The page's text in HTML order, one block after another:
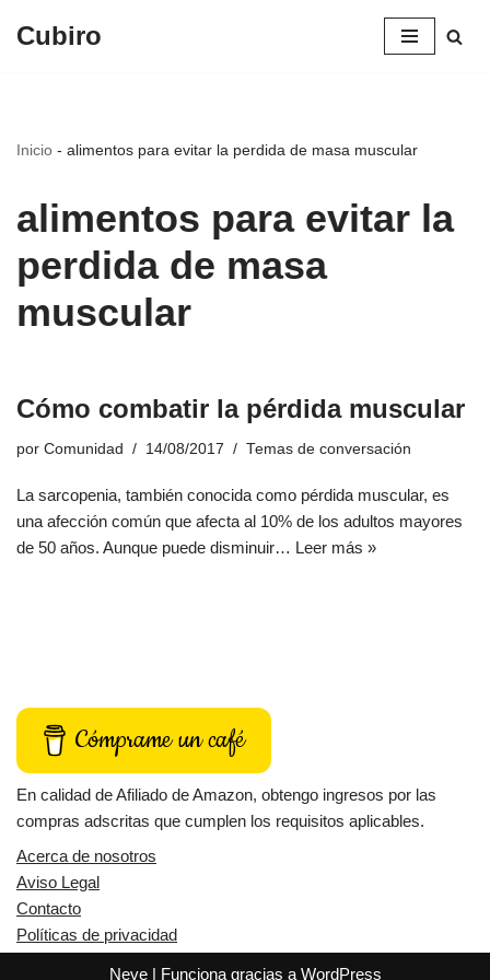
Cubiro
Inicio - alimentos para evitar la perdida de masa muscular
alimentos para evitar la
perdida de masa
muscular
Cómo combatir la pérdida muscular
por Comunidad 14/08/2017 Temas de conversación
La sarcopenia, también conocida como pérdida muscular, es
una afección común que afecta al 10% de los adultos mayores
de 50 años. Aunque puede disminuir… Leer más »
Cómprame un café
En calidad de Afiliado de Amazon, obtengo ingresos por las
compras adscritas que cumplen los requisitos aplicables.
Acerca de nosotros
Aviso Legal
Contacto
Políticas de privacidad
Neve| Funciona gracias a WordPress